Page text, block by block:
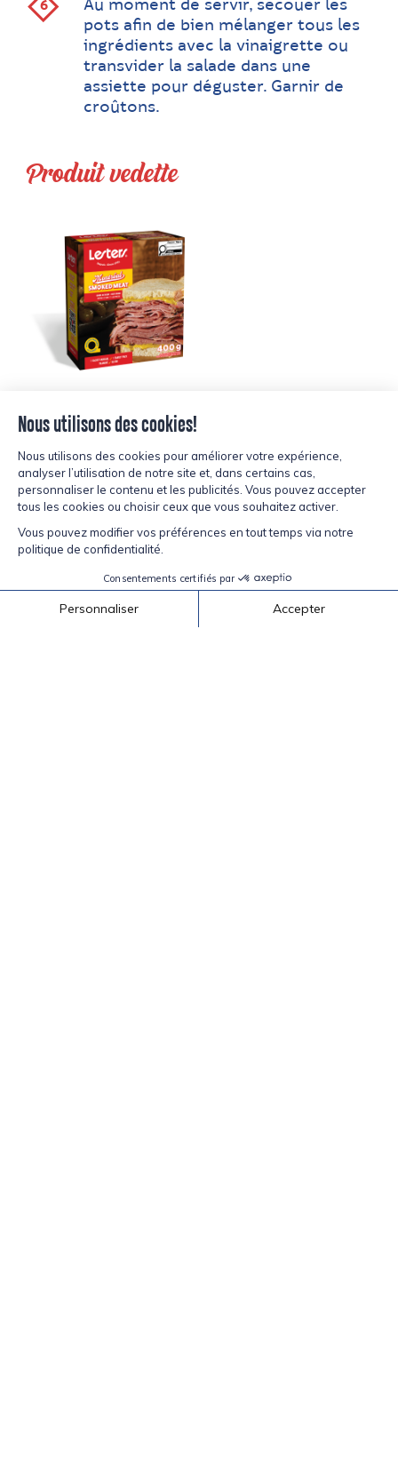
Au moment de servir, secouer les
pots afin de bien mélanger tous les
ingrédients avec la vinaigrette ou
transvider la salade dans une
assiette pour déguster. Garnir de
croûtons.
Produit vedette
Retour aux recettes